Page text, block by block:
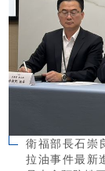
衛福部長石崇
拉油事件最新